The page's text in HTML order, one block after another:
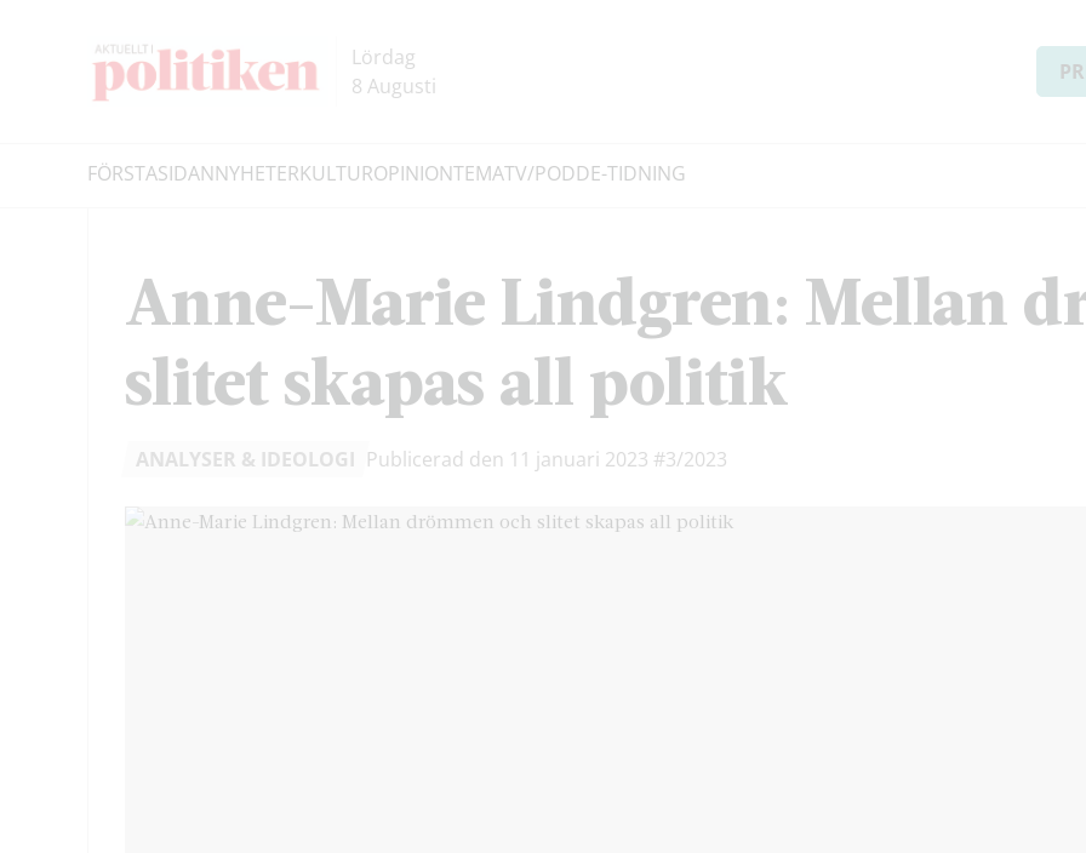
Lördag
8 Augusti
FÖRSTASIDANNYHETERKULTUROPINIONTEMATV/PODDE-TIDNING
Anne-Marie Lindgren: Mellan
slitet skapas all politik
ANALYSER & IDEOLOGI Publicerad den 11 januari 2023 #3/2023